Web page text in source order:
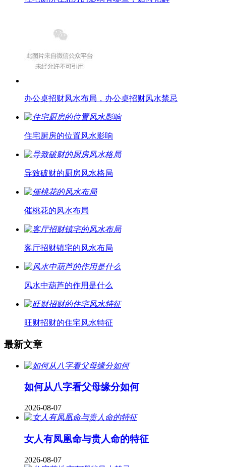
办公桌招财风水布局，办公桌招财风水禁忌
住宅厨房的位置风水影响
导致破财的厨房风水格局
催桃花的风水布局
客厅招财镇宅的风水布局
风水中葫芦的作用是什么
旺财招财的住宅风水特征
最新文章
如何从八字看父母缘分如何
2026-08-07
女人有凤凰命与贵人命的特征
2026-08-07